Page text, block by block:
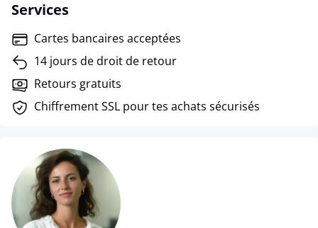
Services
Cartes bancaires acceptées
14 jours de droit de retour
Retours gratuits
Chiffrement SSL pour tes achats sécurisés